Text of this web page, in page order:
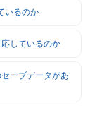
いるのか
しているのか
ーブデータがあ